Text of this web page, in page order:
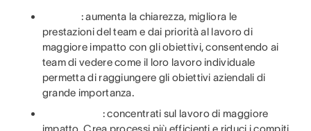
: aumenta la chiarezza, migliora le
prestazioni del team e dai priorità al lavoro di
maggiore impatto con gli obiettivi, consentendo ai
team di vedere come il loro lavoro individuale
permetta di raggiungere gli obiettivi aziendali di
grande importanza.
: concentrati sul lavoro di maggiore
impatto. Crea processi più efficienti e riduci i compiti